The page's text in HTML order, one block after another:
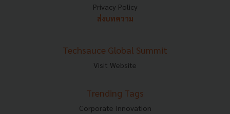
Privacy Policy
ส่งบทความ
Techsauce Global Summit
Visit Website
Trending Tags
Corporate Innovation